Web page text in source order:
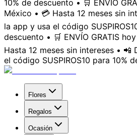
10% de descuento • 🛒 ENVÍO
México • 💳 Hasta 12 meses sin
la app y usa el código
descuento • 🛒 ENVÍO GRATIS
Hasta 12 meses sin intereses • 📲
el código SUSPIROS10 para 10%
Flores
Regalos
Ocasión